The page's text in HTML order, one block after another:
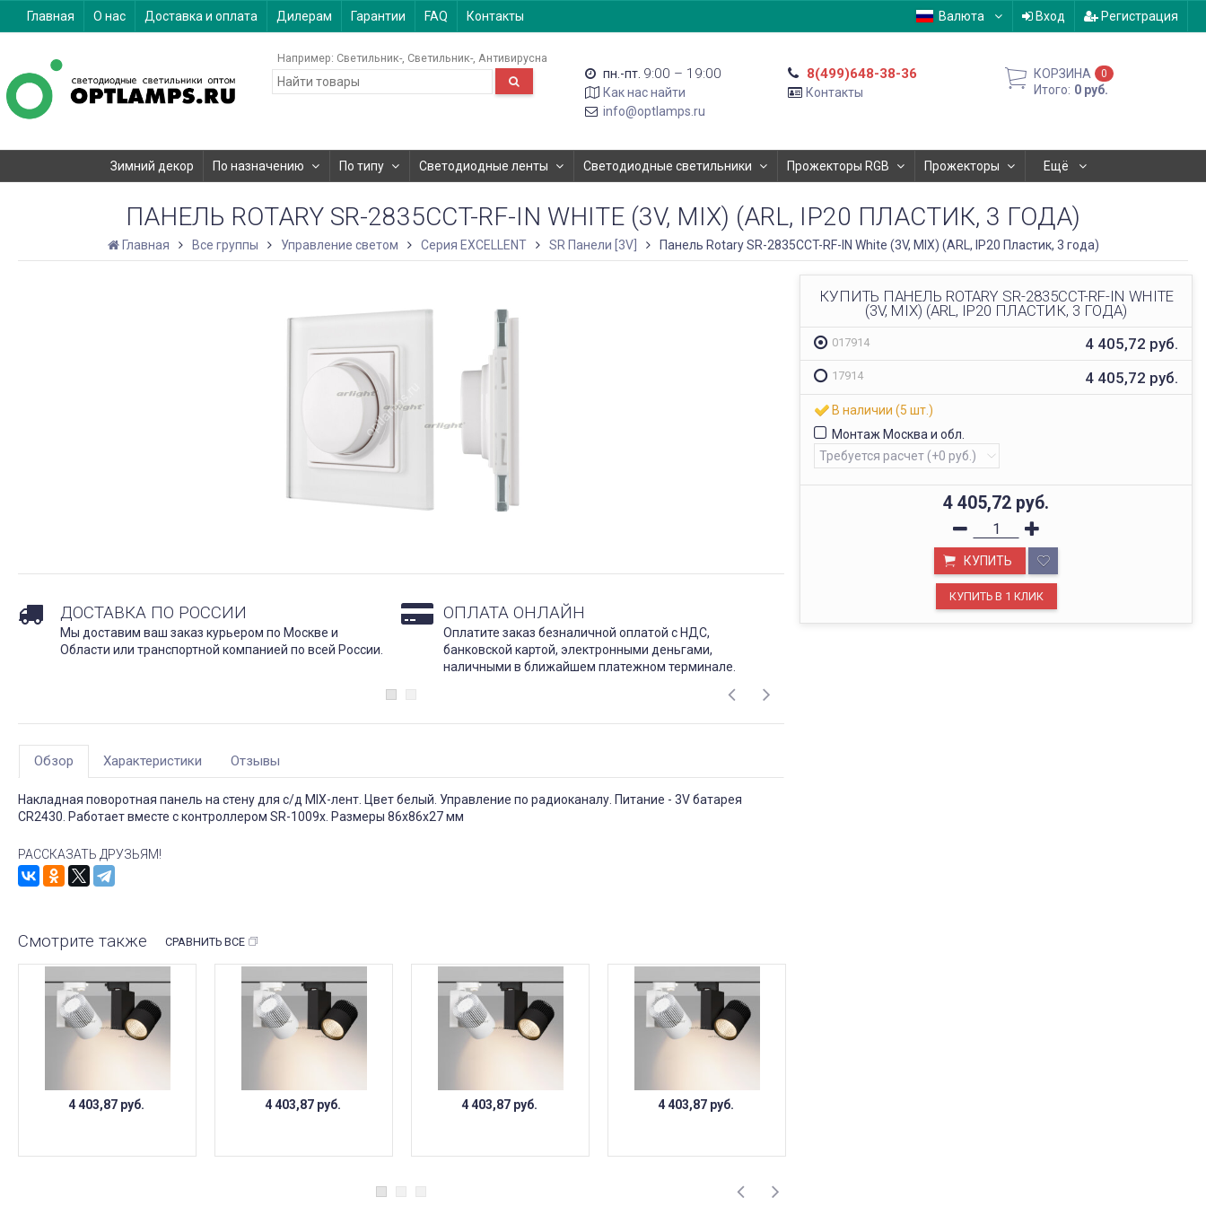
Главная О нас Доставка и оплата Дилерам Гарантии FAQ Контакты Валюта Вход Регистрация
Например: Светильник- Светильник- Антивирусна
пн.-пт. 9:00 – 19:00
Как нас найти
info@optlamps.ru
8(499)648-38-36
Контакты
КОРЗИНА 0
Итого: 0 руб.
Зимний декор По назначению По типу Светодиодные ленты Светодиодные светильники Прожекторы RGB Прожекторы Ещё
ПАНЕЛЬ ROTARY SR-2835CCT-RF-IN WHITE (3V, MIX) (ARL, IP20 ПЛАСТИК, 3 ГОДА)
Главная Все группы Управление светом Серия EXCELLENT SR Панели [3V] Панель Rotary SR-2835CCT-RF-IN White (3V, MIX) (ARL, IP20 Пластик, 3 года)
КУПИТЬ ПАНЕЛЬ ROTARY SR-2835CCT-RF-IN WHITE
(3V, MIX) (ARL, IP20 ПЛАСТИК, 3 ГОДА)
017914 4 405,72 руб.
17914 4 405,72 руб.
В наличии (5 шт.)
Монтаж Москва и обл.
4 405,72 руб.
КУПИТЬ
ДОСТАВКА ПО РОССИИ
Мы доставим ваш заказ курьером по Москве и
Области или транспортной компанией по всей России.
ОПЛАТА ОНЛАЙН
Оплатите заказ безналичной оплатой с НДС,
банковской картой, электронными деньгами,
наличными в ближайшем платежном терминале.
ОФИС В МОСКВЕ
Обзор Характеристики Отзывы
Накладная поворотная панель на стену для с/д MIX-лент. Цвет белый. Управление по радиоканалу. Питание - 3V батарея
CR2430. Работает вместе с контроллером SR-1009x. Размеры 86х86х27 мм
РАССКАЗАТЬ ДРУЗЬЯМ!
Смотрите также СРАВНИТЬ ВСЕ
4 403,87 руб. 4 403,87 руб. 4 403,87 руб. 4 403,87 руб.